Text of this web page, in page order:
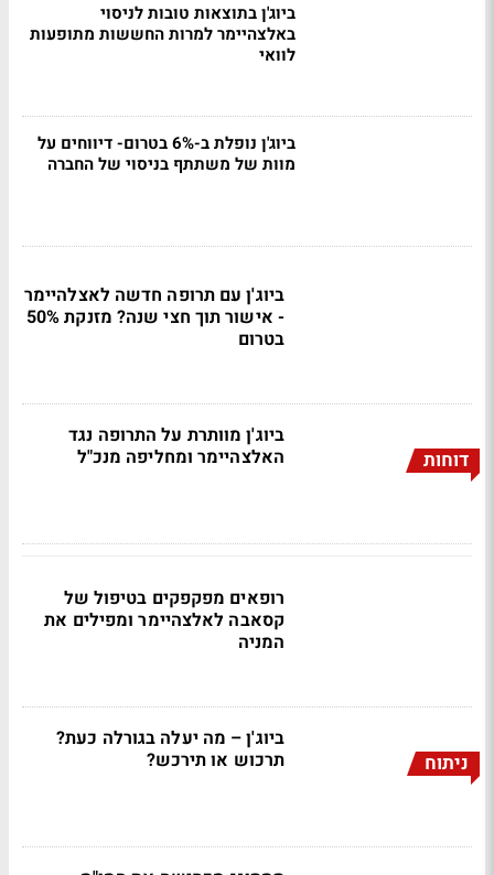
ביוג'ן בתוצאות טובות לניסוי
באלצהיימר למרות החששות מתופעות
לוואי
ביוג'ן נופלת ב-6% בטרום- דיווחים על
מוות של משתתף בניסוי של החברה
ביוג'ן עם תרופה חדשה לאצלהיימר
- אישור תוך חצי שנה? מזנקת 50%
בטרום
דוחות
ביוג'ן מוותרת על התרופה נגד
האלצהיימר ומחליפה מנכ"ל
רופאים מפקפקים בטיפול של
קסאבה לאלצהיימר ומפילים את
המניה
ניתוח
ביוג'ן – מה יעלה בגורלה כעת?
תרכוש או תירכש?